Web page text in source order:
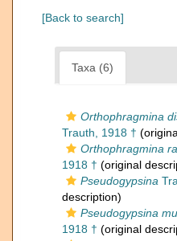
[Back to search]
Taxa (6)
Orthophragmina
Trauth, 1918 †
Orthophragmina
1918 † (original
Pseudogypsina
description)
Pseudogypsina
1918 † (original